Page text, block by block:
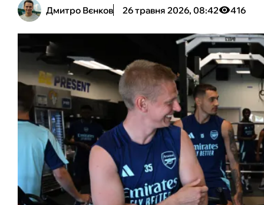
Дмитро Вєнков 26 травня 2026, 08:42 416